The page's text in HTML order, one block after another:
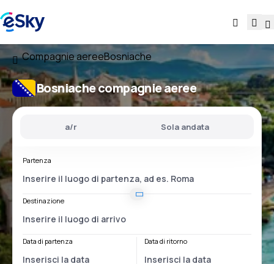
Compagnie aereeBosniache
Bosniache compagnie aeree
a/r Sola andata
Partenza
Destinazione
Data di partenza Data di ritorno